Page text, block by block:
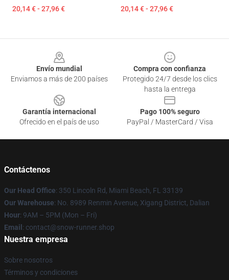
20,14 € - 27,96 € 20,14 € - 27,96 €
Envío mundial
Enviamos a más de 200 países
Compra con confianza
Protegido 24/7 desde los clics
hasta la entrega
Garantía internacional
Ofrecido en el país de uso
Pago 100% seguro
PayPal / MasterCard / Visa
Contáctenos
Our Head Office: 350 Lincoln Rd, Miami Beach, FL 33139
Our Warehouse: No. 8989 Renmin Avenue, Xigang District, Dalian
Hour: 9AM – 5PM (Mon – Fri)
Email : contact@snow-runner.shop
Nuestra empresa
Sobre nosotros
Términos y condiciones